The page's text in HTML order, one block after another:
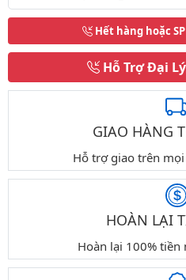
Hết hàng hoặc
Hỗ Trợ Đại Lý
GIAO HÀNG
Hỗ trợ giao trên
HOÀN LẠI
Hoàn lại 100% tiền